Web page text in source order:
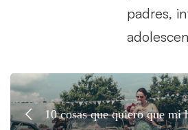
padres,
10 cosas que quiero que mi